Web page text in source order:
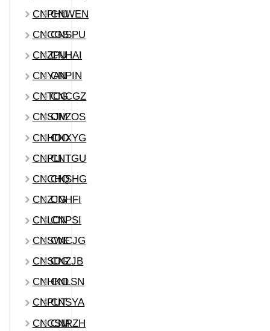
CNPHUCNWEN
CNCGSCNSPU
CNZPUCNHAI
CNYANCNPIN
CNTCGCNCGZ
CNSJMCNZOS
CNHDOCNXYG
CNPLICNTGU
CNCHQCNSHG
CNZJGCNHFI
CNLON
CNPSI
CNSWE
CNCJG
CNSDG
CNZJB
CNHKO
CNLSN
CNPUTCNSYA
CNCSM
CNRZH